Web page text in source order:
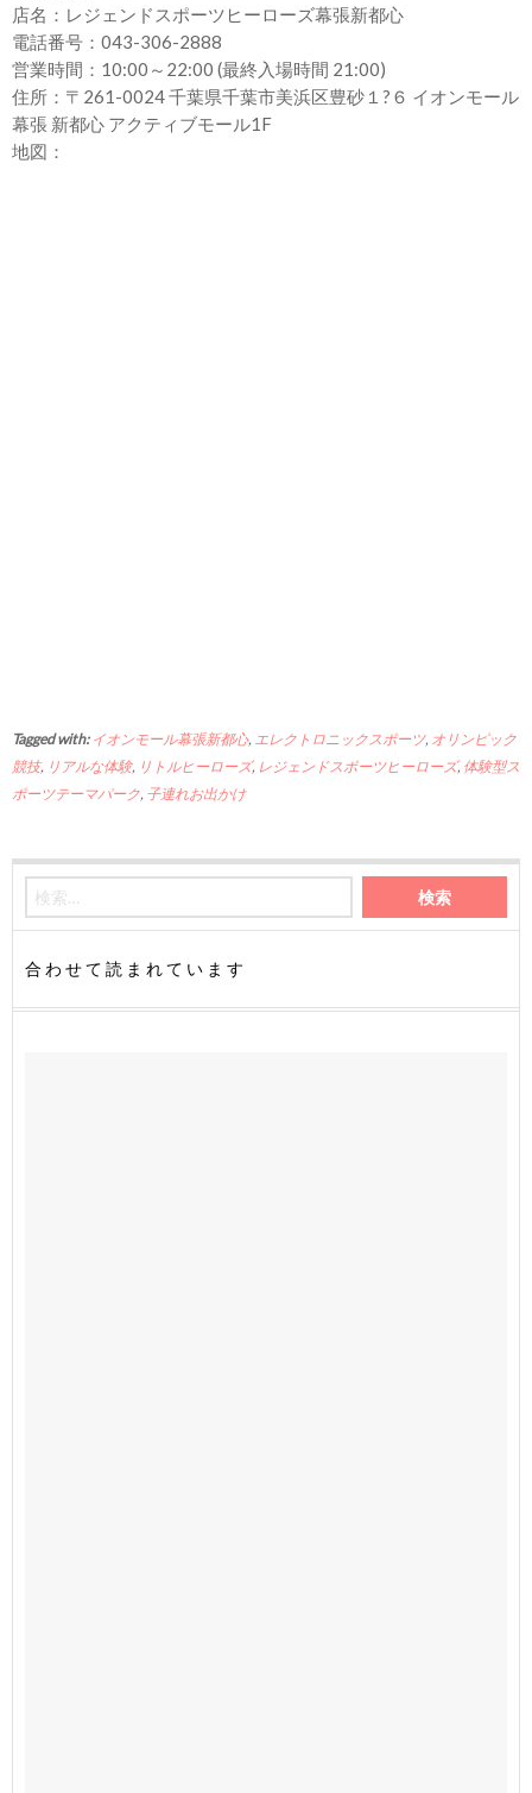
店名：レジェンドスポーツヒーローズ幕張新都心
電話番号：043-306-2888
営業時間：10:00～22:00 (最終入場時間 21:00)
住所：〒261-0024 千葉県千葉市美浜区豊砂１?６ イオンモール
幕張 新都心 アクティブモール1F
地図：
Tagged with: イオンモール幕張新都心, エレクトロニックスポーツ, オリンピック
競技, リアルな体験, リトルヒーローズ, レジェンドスポーツヒーローズ, 体験型ス
ポーツテーマパーク, 子連れお出かけ
合わせて読まれています